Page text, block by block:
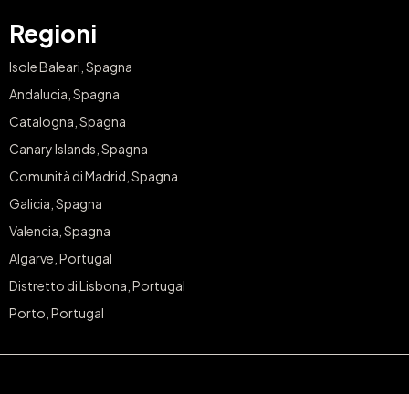
Regioni
Isole Baleari, Spagna
Andalucia, Spagna
Catalogna, Spagna
Canary Islands, Spagna
Comunità di Madrid, Spagna
Galicia, Spagna
Valencia, Spagna
Algarve, Portugal
Distretto di Lisbona, Portugal
Porto, Portugal